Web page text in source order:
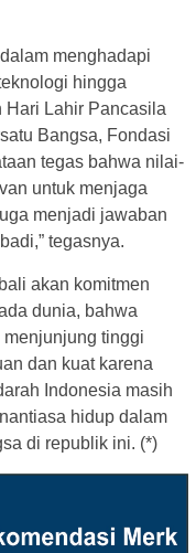
menghadapi
hingga
Hari Lahir Pancasila
Bangsa, Fondasi
tegas bahwa nilai-
untuk menjaga
menjadi jawaban
tegasnya.
akan komitmen
dunia, bahwa
menjunjung tinggi
dan kuat karena
Indonesia masih
hidup dalam
di republik ini. (*)